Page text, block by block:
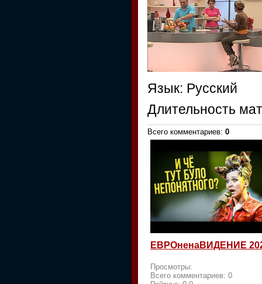
Язык: Русский
Длительность
Всего комментариев: 0
ЕВРОненаВИДЕНИЕ
Просмотры:
Всего комментариев: 0